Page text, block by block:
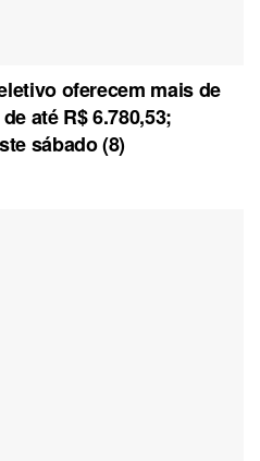
oferecem mais de
até R$ 6.780,53;
sábado (8)